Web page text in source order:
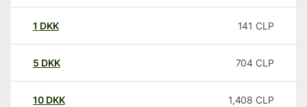
1 DKK 141 CLP
5 DKK 704 CLP
10 DKK 1,408 CLP